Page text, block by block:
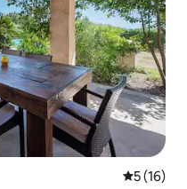
5 (16)